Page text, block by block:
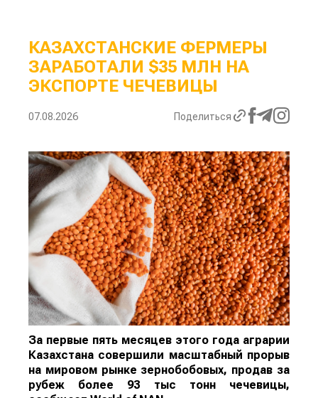
КАЗАХСТАНСКИЕ ФЕРМЕРЫ
ЗАРАБОТАЛИ $35 МЛН НА
ЭКСПОРТЕ ЧЕЧЕВИЦЫ
07.08.2026 Поделиться
За первые пять месяцев этого года аграрии
Казахстана совершили масштабный прорыв
на мировом рынке зернобобовых, продав за
рубеж более 93 тыс тонн чечевицы,